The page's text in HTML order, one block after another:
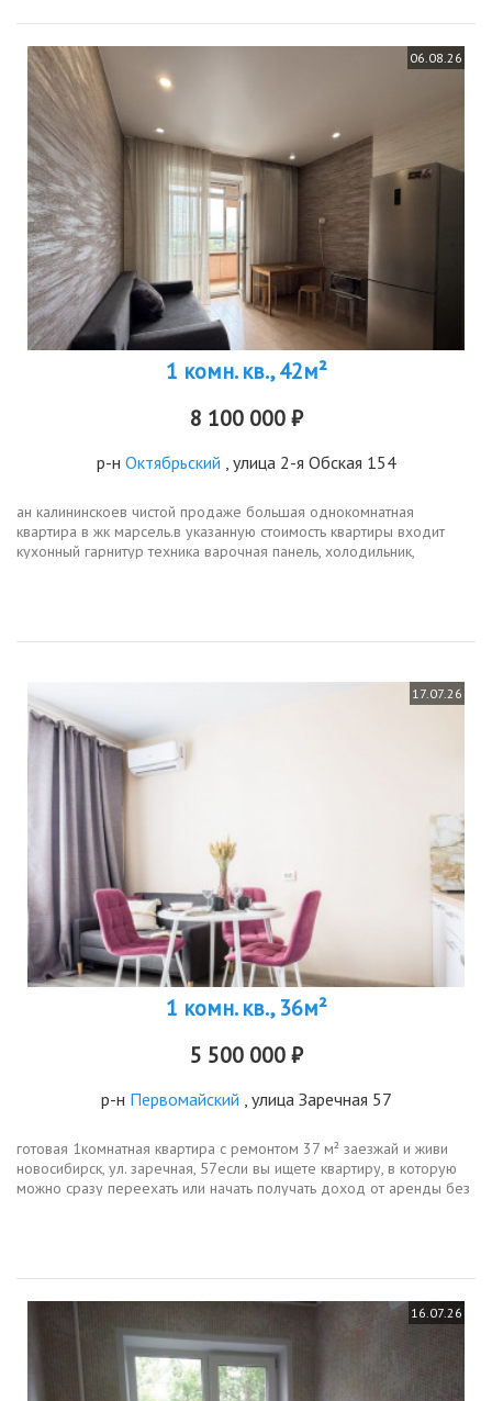
06.08.26
1 комн. кв., 42м²
8 100 000 ₽
р-н Октябрьский , улица 2-я Обская 154
ан калининскоев чистой продаже большая однокомнатная
квартира в жк марсель.в указанную стоимость квартиры входит
кухонный гарнитур техника варочная панель, холодильник,
17.07.26
1 комн. кв., 36м²
5 500 000 ₽
р-н Первомайский , улица Заречная 57
готовая 1комнатная квартира с ремонтом 37 м² заезжай и живи
новосибирск, ул. заречная, 57если вы ищете квартиру, в которую
можно сразу переехать или начать получать доход от аренды без
16.07.26